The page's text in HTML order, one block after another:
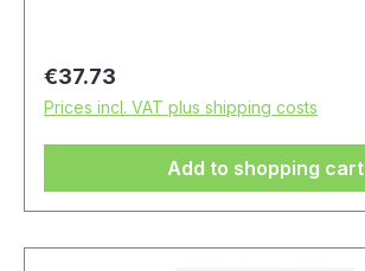
Regular price:
€37.73
Prices incl. VAT plus shipping costs
Add to shopping cart